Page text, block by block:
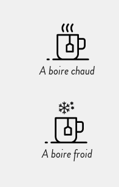
A boire chaud
A boire froid